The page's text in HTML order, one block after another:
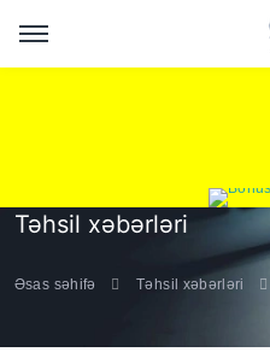
Təhsil xəbərləri
Əsas səhifə Təhsil xəbərləri